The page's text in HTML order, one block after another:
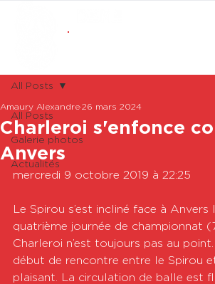
All Posts
Galerie photos
Actualités
All Posts
Charleroi s'enfonce
Anvers
Amaury Alexandre 26 mars 2024
mercredi 9 octobre 2019 à 22:25
Le Spirou s’est incliné face à Anvers
quatrième journée de championnat
Charleroi n’est toujours pas au
début de rencontre entre le Spirou
plaisant. La circulation de balle est